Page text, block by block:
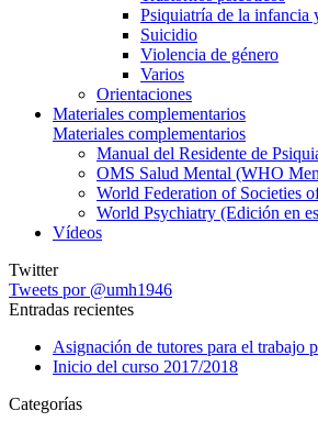
Psiquiatría de la infancia
Suicidio
Violencia de género
Varios
Orientaciones
Materiales complementarios
Materiales complementarios
Manual del Residente de
OMS Salud Mental (WHO
World Federation of Societies
World Psychiatry (Edición en
Vídeos
Twitter
Tweets por @umh1946
Entradas recientes
Asignación de tutores para el trabajo
Inicio del curso 2017/2018
Categorías